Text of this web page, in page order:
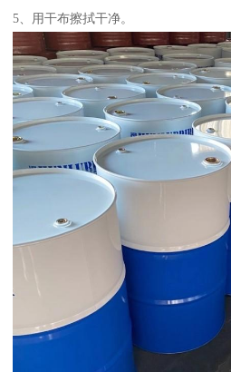
5、用干布擦拭干净。